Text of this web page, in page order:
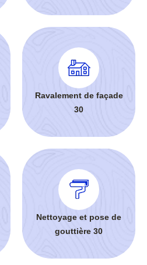
Ravalement de façade
30
Nettoyage et pose de
gouttière 30